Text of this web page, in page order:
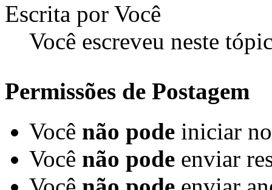
Você escreveu neste
Permissões de Postagem
Você não pode iniciar
Você não pode enviar